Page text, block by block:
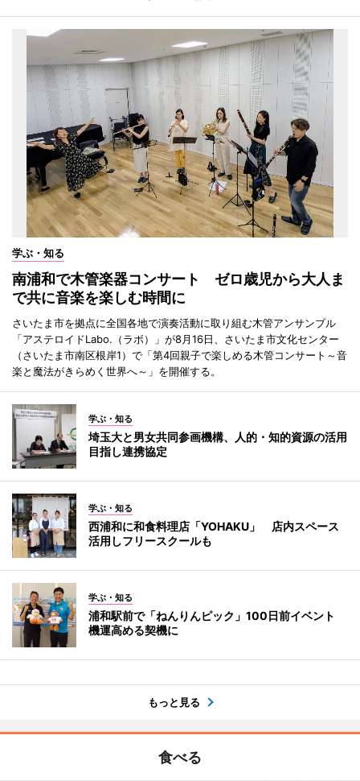
学ぶ・知る
南浦和で木管楽器コンサート ゼロ歳児から大人ま
で共に音楽を楽しむ時間に
さいたま市を拠点に全国各地で演奏活動に取り組む木管アンサンブル
「アステロイドLabo.（ラボ）」が8月16日、さいたま市文化センター
（さいたま市南区根岸1）で「第4回親子で楽しめる木管コンサート～音
楽と魔法がきらめく世界へ～」を開催する。
学ぶ・知る
埼玉大と男女共同参画機構、人的・知的資源の活用
目指し連携協定
学ぶ・知る
西浦和に和食料理店「YOHAKU」 店内スペース
活用しフリースクールも
学ぶ・知る
浦和駅前で「ねんりんピック」100日前イベント
機運高める契機に
もっと見る
食べる